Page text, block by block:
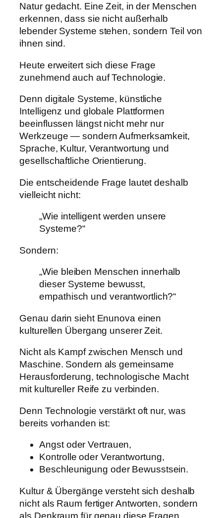
Natur gedacht. Eine Zeit, in der Menschen
erkennen, dass sie nicht außerhalb
lebender Systeme stehen, sondern Teil von
ihnen sind.
Heute erweitert sich diese Frage
zunehmend auch auf Technologie.
Denn digitale Systeme, künstliche
Intelligenz und globale Plattformen
beeinflussen längst nicht mehr nur
Werkzeuge — sondern Aufmerksamkeit,
Sprache, Kultur, Verantwortung und
gesellschaftliche Orientierung.
Die entscheidende Frage lautet deshalb
vielleicht nicht:
„Wie intelligent werden unsere
Systeme?“
Sondern:
„Wie bleiben Menschen innerhalb
dieser Systeme bewusst,
empathisch und verantwortlich?“
Genau darin sieht Enunova einen
kulturellen Übergang unserer Zeit.
Nicht als Kampf zwischen Mensch und
Maschine. Sondern als gemeinsame
Herausforderung, technologische Macht
mit kultureller Reife zu verbinden.
Denn Technologie verstärkt oft nur, was
bereits vorhanden ist:
Angst oder Vertrauen,
Kontrolle oder Verantwortung,
Beschleunigung oder Bewusstsein.
Kultur & Übergänge versteht sich deshalb
nicht als Raum fertiger Antworten, sondern
als Denkraum für genau diese Fragen.